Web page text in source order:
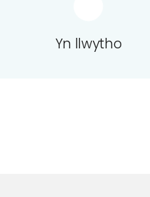
Yn llwytho